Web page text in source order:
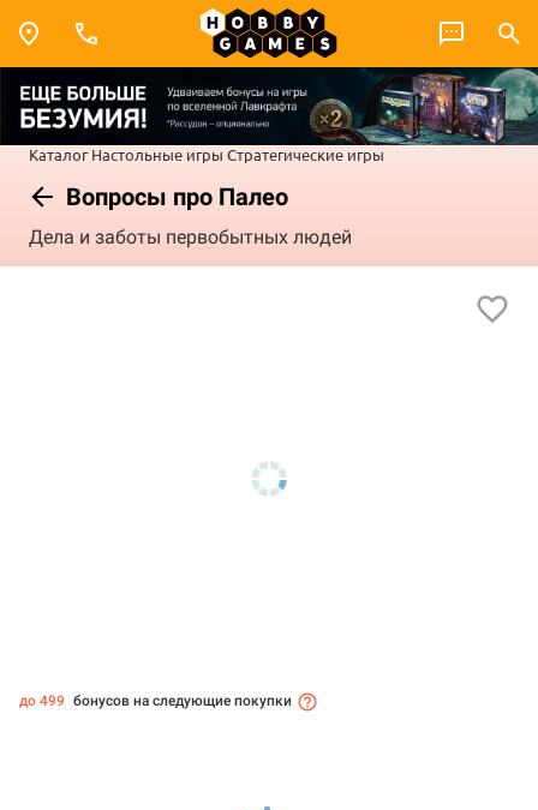
Каталог Настольные игры Стратегические игры
Вопросы про Палео
Дела и заботы первобытных людей
до 499 бонусов на следующие покупки